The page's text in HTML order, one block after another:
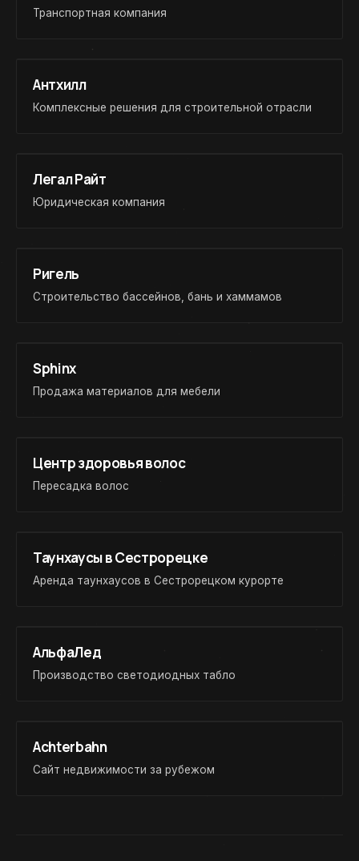
Транспортная компания
Антхилл
Комплексные решения для строительной отрасли
Легал Райт
Юридическая компания
Ригель
Строительство бассейнов, бань и хаммамов
Sphinx
Продажа материалов для мебели
Центр здоровья волос
Пересадка волос
Таунхаусы в Сестрорецке
Аренда таунхаусов в Сестрорецком курорте
АльфаЛед
Производство светодиодных табло
Achterbahn
Сайт недвижимости за рубежом